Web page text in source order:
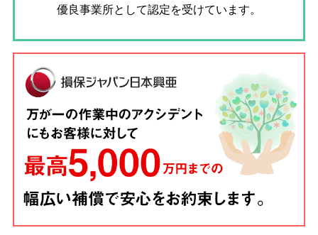
優良事業所として認定を受けています。